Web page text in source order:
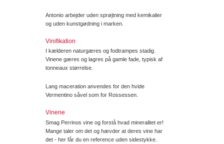
Antonio arbejder uden sprøjtning med kemikalier
og uden kunstgødning i marken.
Vinifikation
I kælderen naturgæres og fodtrampes stadig.
Vinene gæres og lagres på gamle fade, typisk af
tonneaux størrelse.
Lang maceration anvendes for den hvide
Vermentino såvel som for Rossessen.
Vinene
Smag Perrinos vine og forstå hvad mineralitet er!
Mange taler om det og hævder at deres vine har
det - her får du en reference uden sidestykke.